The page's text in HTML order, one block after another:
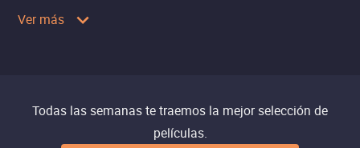
Ver más
Todas las semanas te traemos la mejor selección de
películas.